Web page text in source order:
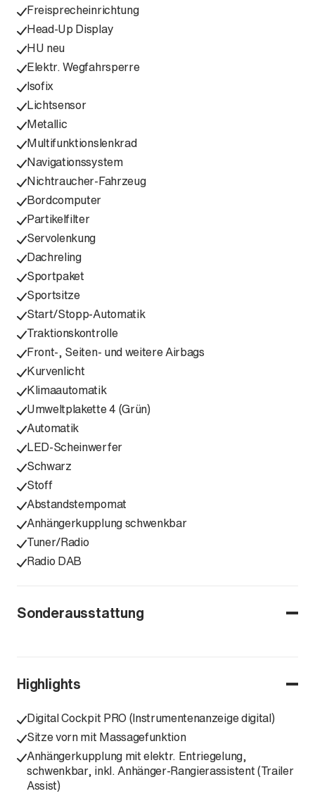
Freisprecheinrichtung
Head-Up Display
HU neu
Elektr. Wegfahrsperre
Isofix
Lichtsensor
Metallic
Multifunktionslenkrad
Navigationssystem
Nichtraucher-Fahrzeug
Bordcomputer
Partikelfilter
Servolenkung
Dachreling
Sportpaket
Sportsitze
Start/Stopp-Automatik
Traktionskontrolle
Front-, Seiten- und weitere Airbags
Kurvenlicht
Klimaautomatik
Umweltplakette 4 (Grün)
Automatik
LED-Scheinwerfer
Schwarz
Stoff
Abstandstempomat
Anhängerkupplung schwenkbar
Tuner/Radio
Radio DAB
Sonderausstattung
Highlights
Digital Cockpit PRO (Instrumentenanzeige digital)
Sitze vorn mit Massagefunktion
Anhängerkupplung mit elektr. Entriegelung,
schwenkbar, inkl. Anhänger-Rangierassistent (Trailer
Assist)